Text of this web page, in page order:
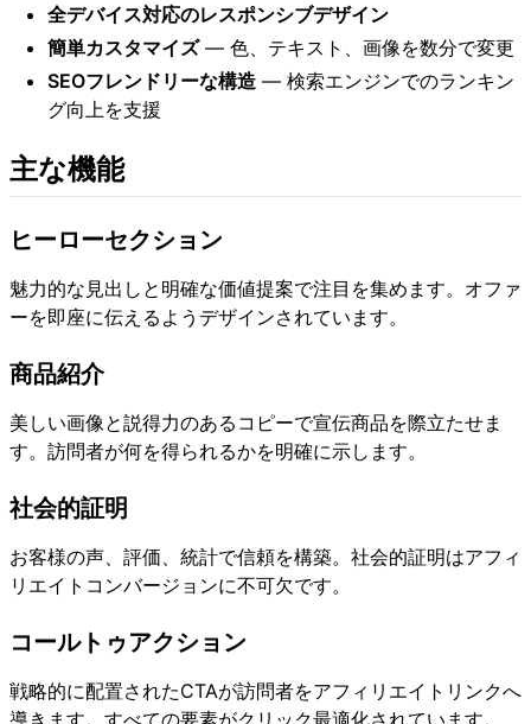
全デバイス対応のレスポンシブデザイン
簡単カスタマイズ— 色、テキスト、画像を数分で変更
SEOフレンドリーな構造 — 検索エンジンでのランキン
グ向上を支援
主な機能
ヒーローセクション
魅力的な見出しと明確な価値提案で注目を集めます。オファ
ーを即座に伝えるようデザインされています。
商品紹介
美しい画像と説得力のあるコピーで宣伝商品を際立たせま
す。訪問者が何を得られるかを明確に示します。
社会的証明
お客様の声、評価、統計で信頼を構築。社会的証明はアフィ
リエイトコンバージョンに不可欠です。
コールトゥアクション
戦略的に配置されたCTAが訪問者をアフィリエイトリンクへ
導きます。すべての要素がクリック最適化されています。